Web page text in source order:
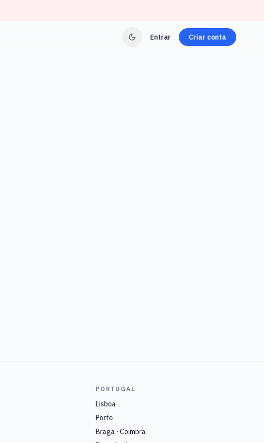
Entrar Criar conta
PORTUGAL
Lisboa
Porto
Braga · Coimbra